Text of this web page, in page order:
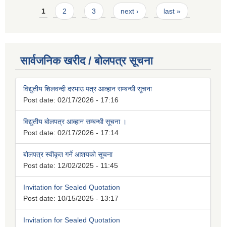
Pages
1 2 3 next › last »
सार्वजनिक खरीद / बोलपत्र सूचना
विद्युतीय शिलवन्दी दरभाउ पत्र आव्हान सम्बन्धी सूचना
Post date: 02/17/2026 - 17:16
विद्युतीय बोलपत्र आव्हान सम्बन्धी सूचना ।
Post date: 02/17/2026 - 17:14
बोलपत्र स्वीकृत गर्ने आशयको सूचना
Post date: 12/02/2025 - 11:45
Invitation for Sealed Quotation
Post date: 10/15/2025 - 13:17
Invitation for Sealed Quotation